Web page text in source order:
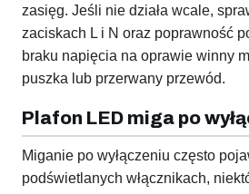
zasięg. Jeśli nie działa wcale,
zaciskach L i N oraz poprawność
braku napięcia na oprawie winny
puszka lub przerwany przewód.
Plafon LED miga po
Miganie po wyłączeniu często
podświetlanych włącznikach,